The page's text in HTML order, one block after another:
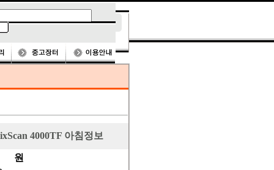
4000TF 아침정보
원